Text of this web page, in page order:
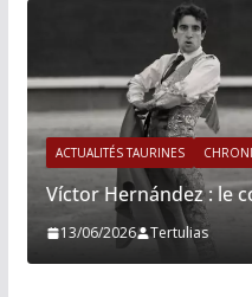
ACTUALITÉS TAURINES
Víctor Hernández : le
13/06/2026 Tertulias